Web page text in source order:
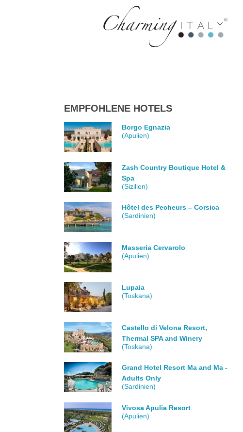
EMPFOHLENE HOTELS
Borgo Egnazia
(Apulien)
Zash Country Boutique Hotel &
Spa
(Sizilien)
Hôtel des Pecheurs – Corsica
(Sardinien)
Masseria Cervarolo
(Apulien)
Lupaia
(Toskana)
Castello di Velona Resort,
Thermal SPA and Winery
(Toskana)
Grand Hotel Resort Ma and Ma -
Adults Only
(Sardinien)
Vivosa Apulia Resort
(Apulien)